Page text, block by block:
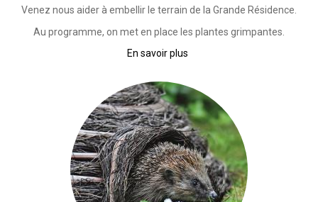
Venez nous aider à embellir le terrain de la Grande Résidence.
Au programme, on met en place les plantes grimpantes.
En savoir plus
:
Plantation
des
plantes
grimpantes